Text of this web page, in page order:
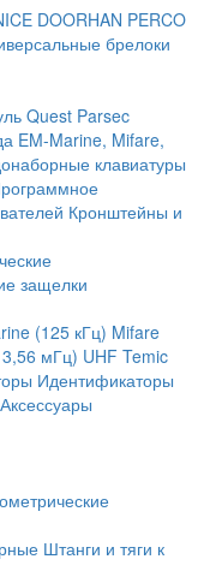
DOORHAN PERCO
брелоки
Quest Parsec
EM-Marine, Mifare,
клавиатуры
Кронштейны и
защелки
(125 кГц) Mifare
мГц) UHF Temic
Идентификаторы
Аксессуары
Штанги и тяги к